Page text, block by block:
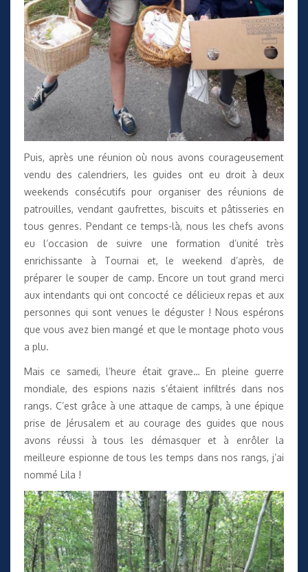
Puis, après une réunion où nous avons courageusement
vendu des calendriers, les guides ont eu droit à deux
weekends consécutifs pour organiser des réunions de
patrouilles, vendant gaufrettes, biscuits et pâtisseries en
tous genres. Pendant ce temps-là, nous les chefs avons
eu l’occasion de suivre une formation d’unité très
enrichissante à Tournai et, le weekend d’après, de
préparer le souper de camp. Encore un tout grand merci
aux intendants qui ont concocté ce délicieux repas et aux
personnes qui sont venues le déguster ! Nous espérons
que vous avez bien mangé et que le montage photo vous
a plu.
Mais ce samedi, l’heure était grave… En pleine guerre
mondiale, des espions nazis s’étaient infiltrés dans nos
rangs. C’est grâce à une attaque de camps, à une épique
prise de Jérusalem et au courage des guides que nous
avons réussi à tous les démasquer et à enrôler la
meilleure espionne de tous les temps dans nos rangs, j’ai
nommé Lila !